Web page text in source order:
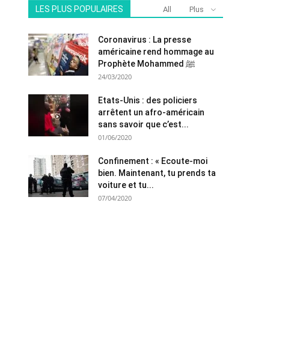
LES PLUS POPULAIRES All Plus
Coronavirus : La presse
américaine rend hommage au
Prophète Mohammed ﷺ
24/03/2020
Etats-Unis : des policiers
arrêtent un afro-américain
sans savoir que c’est...
01/06/2020
Confinement : « Ecoute-moi
bien. Maintenant, tu prends ta
voiture et tu...
07/04/2020